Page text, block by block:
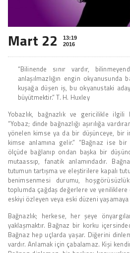
Mart 22
13:19
2016
“Bilinende sınır vardır,
anlaşılmazlığın engin okyanusunda
kuşağa düşen iş, bu okyanustaki
büyütmektir.” T. H. Huxley
Yobazlık, bağnazlık ve gericilikle ilgili
“Yobaz; dinde bağnazlığı aşırılığa
yönelen kimse ya da bir düşünceye, bir
kimse anlamına gelir.” “Bağnaz ise bir
ölçüde bağlanıp ondan başka bir
mutaassıp, fanatik anlamındadır.
tutumun tartışma ve eleştirilere kapalı
benimsenmesi durumu,
toplumda çağdaş değerlere ve
eskiyi özleyen veya eski düzeni yaşamaya
Bağnazlık; herkese, her şeye
yaklaşmaktır. Bağnaz bir korku
Bağnaz hep uçlarda yaşar. Diğerini
vardır. Anlamak için çabalamaz. Kişi